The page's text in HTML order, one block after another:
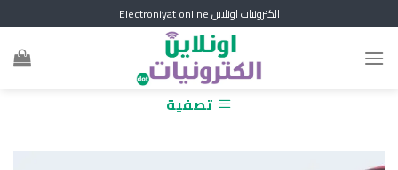
to
content
الكترونيات اونلاين Electroniyat online
تصفية